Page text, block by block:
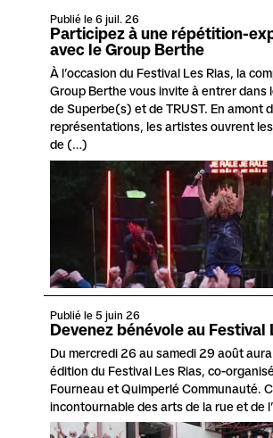
Publié le 6 juil. 26
Participez à une répétition-
avec le Group Berthe
À l’occasion du Festival Les Rias, la
Group Berthe vous invite à entrer dans
de Superbe(s) et de TRUST. En amont
représentations, les artistes ouvrent
de (…)
Publié le 5 juin 26
Devenez bénévole au Festival
Du mercredi 26 au samedi 29 août
édition du Festival Les Rias, co-
Fourneau et Quimperlé Communauté.
incontournable des arts de la rue et de